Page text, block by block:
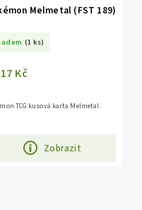
Melmetal (FST 189)
(1 ks)
17 Kč
Zobrazit
TCG kusová karta Melmetal.